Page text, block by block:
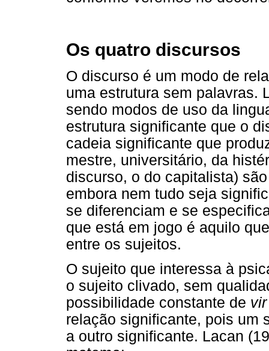
Os quatro discursos
O discurso é um modo de
uma estrutura sem palavras.
sendo modos de uso da
estrutura significante que o
cadeia significante que
mestre, universitário, da
discurso, o do capitalista)
embora nem tudo seja
se diferenciam e se
que está em jogo é aquilo
entre os sujeitos.
O sujeito que interessa à
o sujeito clivado, sem
possibilidade constante de
relação significante, pois um
a outro significante. Lacan